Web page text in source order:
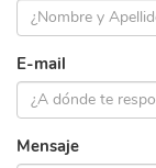
E-mail
Mensaje